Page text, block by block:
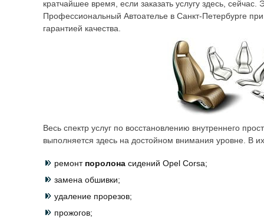
кратчайшее время, если заказать услугу здесь,
Профессиональный Автоателье в Санкт-Петербурге
гарантией качества.
Весь спектр услуг по восстановлению внутреннего
выполняется здесь на достойном внимания уровне. В
ремонтпоролона сидений Opel Corsa;
замена обшивки;
удаление прорезов;
прожогов;